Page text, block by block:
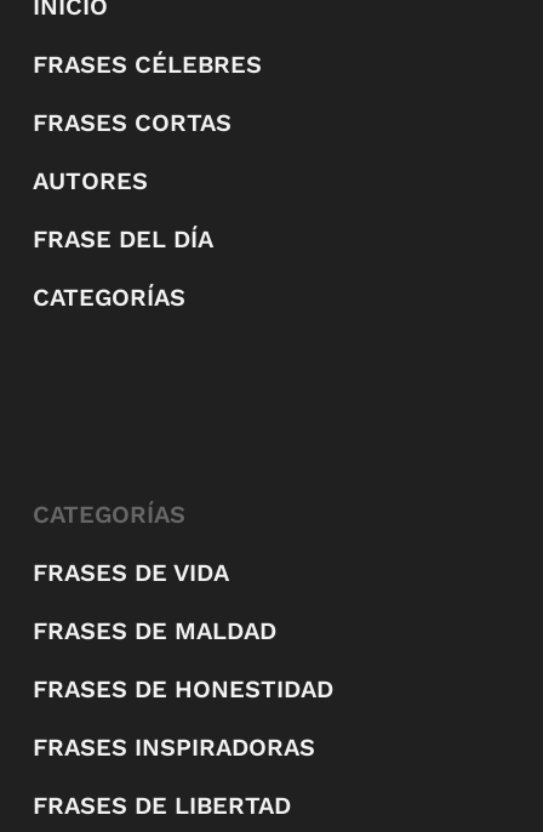
INICIO
FRASES CÉLEBRES
FRASES CORTAS
AUTORES
FRASE DEL DÍA
CATEGORÍAS
CATEGORÍAS
FRASES DE VIDA
FRASES DE MALDAD
FRASES DE HONESTIDAD
FRASES INSPIRADORAS
FRASES DE LIBERTAD